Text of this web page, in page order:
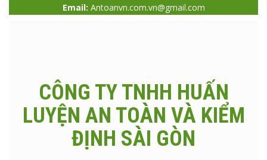
Email: Antoanvn.com.vn@gmail.com
CÔNG TY TNHH HUẤN
LUYỆN AN TOÀN VÀ KIỂM
ĐỊNH SÀI GÒN